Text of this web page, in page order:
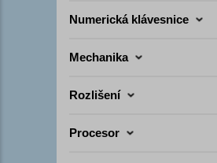
Numerická klávesnice
Mechanika
Rozlišení
Procesor